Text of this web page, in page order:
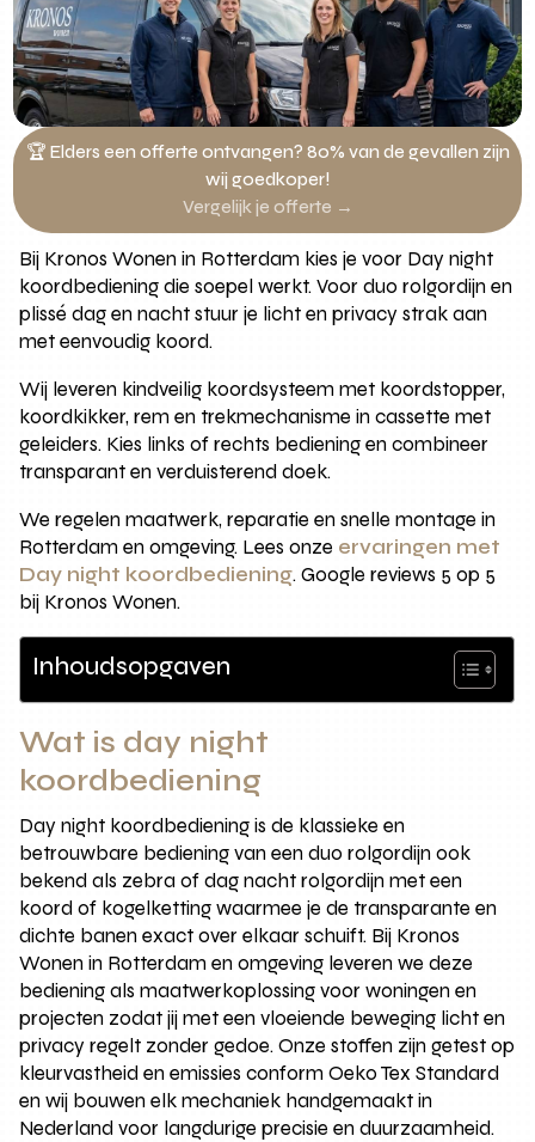
🏆 Elders een offerte ontvangen? 80% van de gevallen zijn
wij goedkoper!
Vergelijk je offerte →
Bij Kronos Wonen in Rotterdam kies je voor Day night
koordbediening die soepel werkt. Voor duo rolgordijn en
plissé dag en nacht stuur je licht en privacy strak aan
met eenvoudig koord.
Wij leveren kindveilig koordsysteem met koordstopper,
koordkikker, rem en trekmechanisme in cassette met
geleiders. Kies links of rechts bediening en combineer
transparant en verduisterend doek.
We regelen maatwerk, reparatie en snelle montage in
Rotterdam en omgeving. Lees onze ervaringen met
Day night koordbediening. Google reviews 5 op 5
bij Kronos Wonen.
Inhoudsopgaven
Wat is day night
koordbediening
Day night koordbediening is de klassieke en
betrouwbare bediening van een duo rolgordijn ook
bekend als zebra of dag nacht rolgordijn met een
koord of kogelketting waarmee je de transparante en
dichte banen exact over elkaar schuift. Bij Kronos
Wonen in Rotterdam en omgeving leveren we deze
bediening als maatwerkoplossing voor woningen en
projecten zodat jij met een vloeiende beweging licht en
privacy regelt zonder gedoe. Onze stoffen zijn getest op
kleurvastheid en emissies conform Oeko Tex Standard
en wij bouwen elk mechaniek handgemaakt in
Nederland voor langdurige precisie en duurzaamheid.